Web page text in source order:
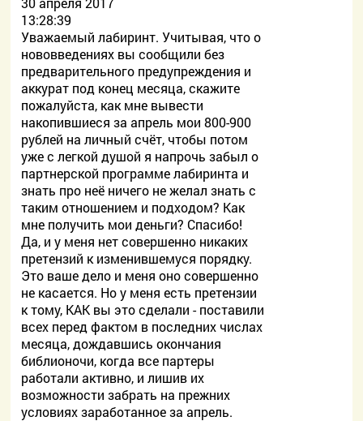
13:28:39
Уважаемый лабиринт. Учитывая, что о
нововведениях вы сообщили без
предварительного предупреждения и
аккурат под конец месяца, скажите
пожалуйста, как мне вывести
накопившиеся за апрель мои 800-900
рублей на личный счёт, чтобы потом
уже с легкой душой я напрочь забыл о
партнерской программе лабиринта и
знать про неё ничего не желал знать с
таким отношением и подходом? Как
мне получить мои деньги? Спасибо!
Да, и у меня нет совершенно никаких
претензий к изменившемуся порядку.
Это ваше дело и меня оно совершенно
не касается. Но у меня есть претензии
к тому, КАК вы это сделали - поставили
всех перед фактом в последних числах
месяца, дождавшись окончания
библионочи, когда все партеры
работали активно, и лишив их
возможности забрать на прежних
условиях заработанное за апрель.